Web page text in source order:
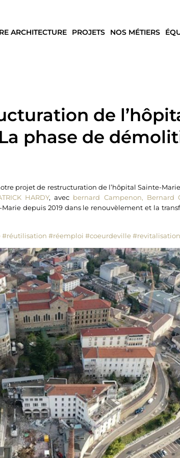
ARCHITECTURE PROJETS NOS MÉTIERS
de
phase de
projet de restructuration de l’hôpital Sainte-
HARDY, avec bernard Campenon, Bernard
depuis 2019 dans le renouvèlement et la
#réutilisation #réemploi #coeurdeville #revitalisation